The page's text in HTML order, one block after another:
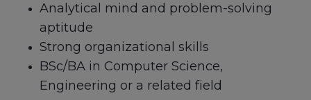
Analytical mind and problem-solving
aptitude
Strong organizational skills
BSc/BA in Computer Science,
Engineering or a related field